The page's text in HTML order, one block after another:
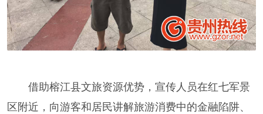
借助榕江县文旅资源优势，宣传人员在红七军景
区附近，向游客和居民讲解旅游消费中的金融陷阱、